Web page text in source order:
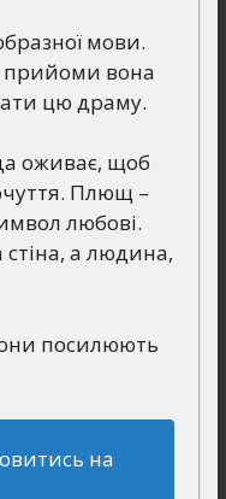
мови.
прийоми вона
цю драму.
оживає, щоб
Плющ –
любові.
стіна, а людина,
посилюють
на